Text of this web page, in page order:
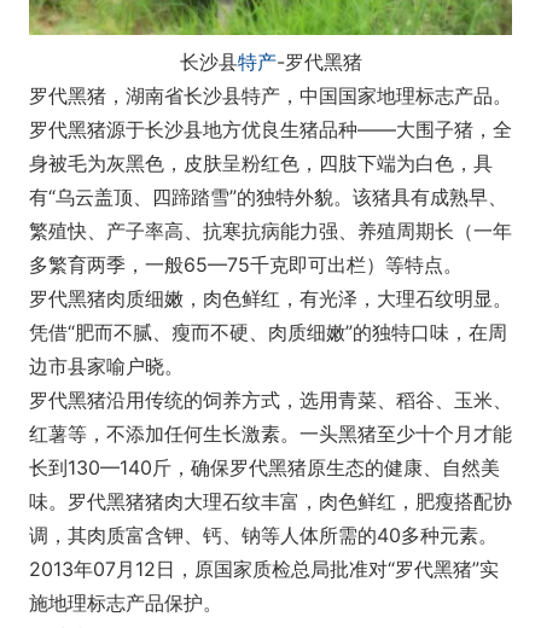
长沙县特产-罗代黑猪
罗代黑猪，湖南省长沙县特产，中国国家地理标志产品。
罗代黑猪源于长沙县地方优良生猪品种——大围子猪，全
身被毛为灰黑色，皮肤呈粉红色，四肢下端为白色，具
有“乌云盖顶、四蹄踏雪”的独特外貌。该猪具有成熟早、
繁殖快、产子率高、抗寒抗病能力强、养殖周期长（一年
多繁育两季，一般65—75千克即可出栏）等特点。
罗代黑猪肉质细嫩，肉色鲜红，有光泽，大理石纹明显。
凭借“肥而不腻、瘦而不硬、肉质细嫩”的独特口味，在周
边市县家喻户晓。
罗代黑猪沿用传统的饲养方式，选用青菜、稻谷、玉米、
红薯等，不添加任何生长激素。一头黑猪至少十个月才能
长到130—140斤，确保罗代黑猪原生态的健康、自然美
味。罗代黑猪猪肉大理石纹丰富，肉色鲜红，肥瘦搭配协
调，其肉质富含钾、钙、钠等人体所需的40多种元素。
2013年07月12日，原国家质检总局批准对“罗代黑猪”实
施地理标志产品保护。